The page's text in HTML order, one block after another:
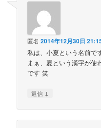
匿名 2014年12月30日
私は、小夏という名前で
まぁ、夏という漢字が使
です 笑
返信 ↓